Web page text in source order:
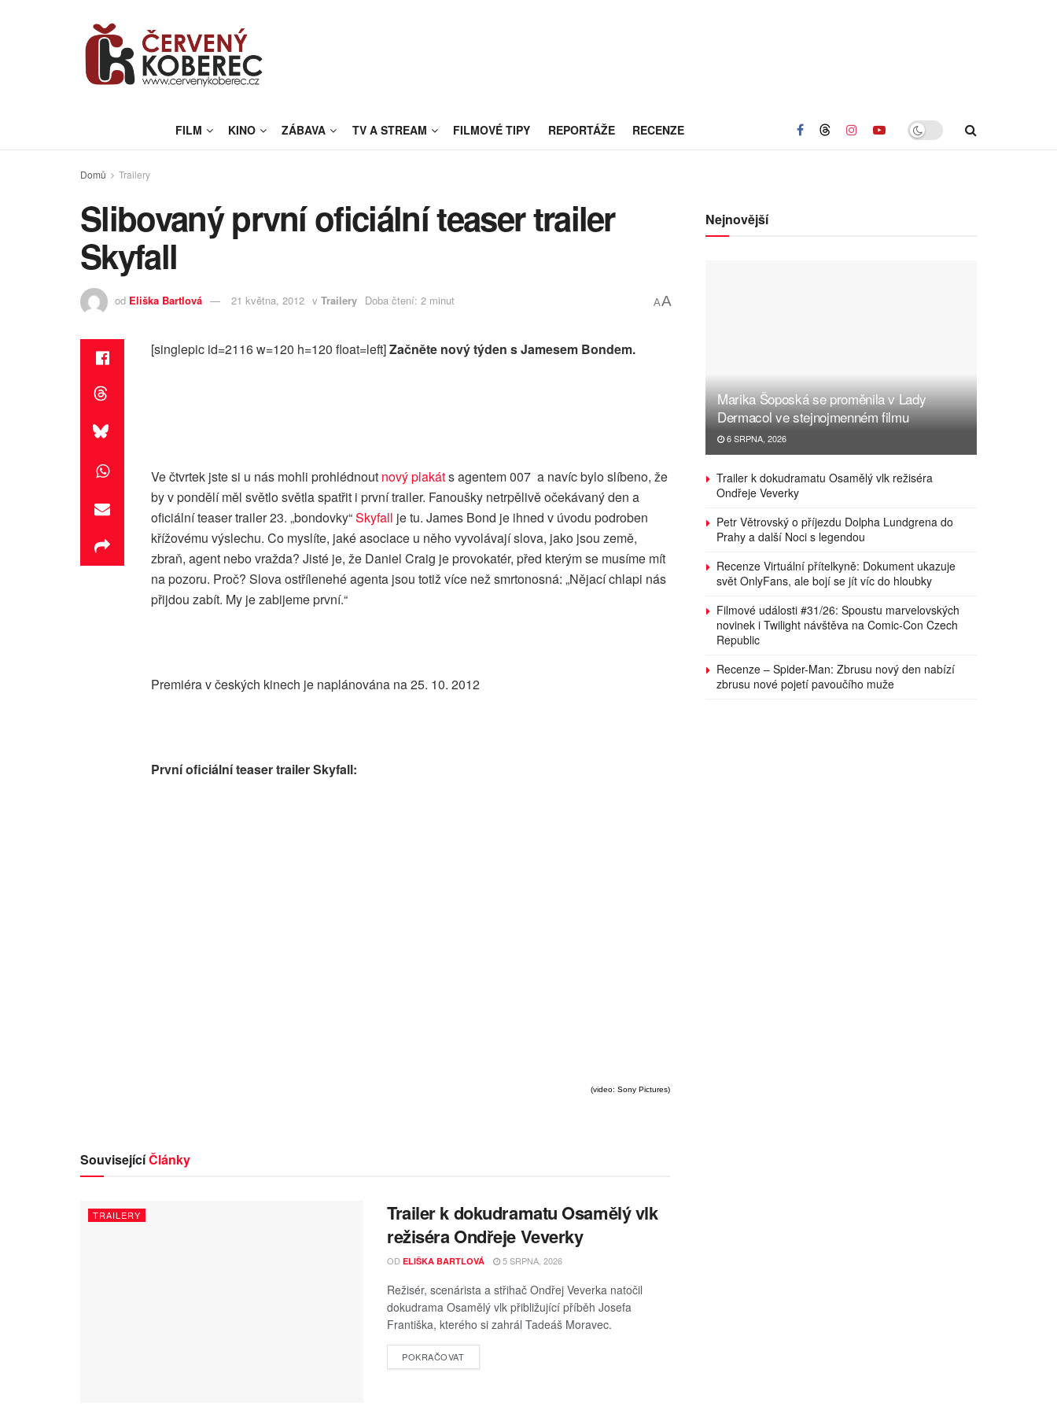
FILM KINO ZÁBAVA TV A STREAM FILMOVÉ TIPY REPORTÁŽE RECENZE
Domů Trailery
Slibovaný první oficiální teaser trailer
Skyfall
od Eliška Bartlová 21 května, 2012 v Trailery Doba čtení: 2 minut AA
[singlepic id=2116 w=120 h=120 float=left]Začněte nový týden s Jamesem Bondem.
Ve čtvrtek jste si u nás mohli prohlédnout nový plakáts agentem 007 a navíc bylo slíbeno, že
by v pondělí měl světlo světla spatřit i první trailer. Fanoušky netrpělivě očekávaný den a
oficiální teaser trailer 23. „bondovky“Skyfall je tu. James Bond je ihned v úvodu podroben
křížovému výslechu. Co myslíte, jaké asociace u něho vyvolávají slova, jako jsou země,
zbraň, agent nebo vražda? Jisté je, že Daniel Craig je provokatér, před kterým se musíme mít
na pozoru. Proč? Slova ostřílenehé agenta jsou totiž více než smrtonosná: „Nějací chlapi nás
přijdou zabít. My je zabijeme první.“
Premiéra v českých kinech je naplánována na 25. 10. 2012
První oficiální teaser trailer Skyfall:
(video: Sony Pictures)
SouvisejícíČlánky
TRAILERY
Trailer k dokudramatu Osamělý vlk
režiséra Ondřeje Veverky
OD ELIŠKA BARTLOVÁ 5 SRPNA, 2026
Režisér, scenárista a střihač Ondřej Veverka natočil
dokudrama Osamělý vlk přibližující příběh Josefa
Františka, kterého si zahrál Tadeáš Moravec.
POKRAČOVAT
Nejnovější
Marika Šoposká se proměnila v Lady
Dermacol ve stejnojmenném filmu
6 SRPNA, 2026
Trailer k dokudramatu Osamělý vlk režiséra
Ondřeje Veverky
Petr Větrovský o příjezdu Dolpha Lundgrena do
Prahy a další Noci s legendou
Recenze Virtuální přítelkyně: Dokument ukazuje
svět OnlyFans, ale bojí se jít víc do hloubky
Filmové události #31/26: Spoustu marvelovských
novinek i Twilight návštěva na Comic-Con Czech
Republic
Recenze – Spider-Man: Zbrusu nový den nabízí
zbrusu nové pojetí pavoučího muže